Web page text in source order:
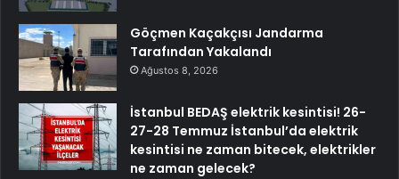
Göçmen Kaçakçısı Jandarma
Tarafından Yakalandı
Ağustos 8, 2026
İstanbul BEDAŞ elektrik kesintisi! 26-
27-28 Temmuz İstanbul’da elektrik
kesintisi ne zaman bitecek, elektrikler
ne zaman gelecek?